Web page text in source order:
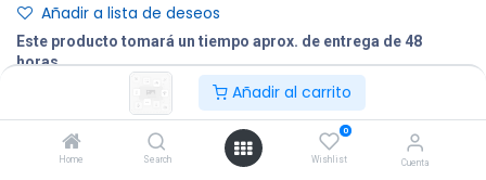
Añadir al carrito
Home Search
0
Wishlist Cuenta
Añadir a lista de deseos
Este producto tomará un tiempo aprox. de entrega de 48
horas.
Compartir
Terminos y condiciones: